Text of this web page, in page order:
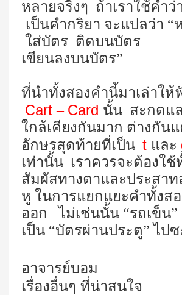
หลายจริงๆ ถ้าเราใช้คำว่
เป็นคำกริยา จะแปลว่า
ใส่บัตร ติดบนบัตร
เขียนลงบนบัตร”
ที่นำทั้งสองคำนี้มาเล่าให้
Cart– Card นั้น สะกดแล
ใกล้เคียงกันมาก ต่างกันแ
อักษรสุดท้ายที่เป็น t และ
เท่านั้น เราควรจะต้องใช้
สัมผัสทางตาและประสา
หู ในการแยกแยะคำทั้งส
ออก ไม่เช่นนั้น “รถเข็น”
เป็น “บัตรผ่านประตู” ไป
อาจารย์บอม
เรื่องอื่นๆ ที่น่าสนใจ